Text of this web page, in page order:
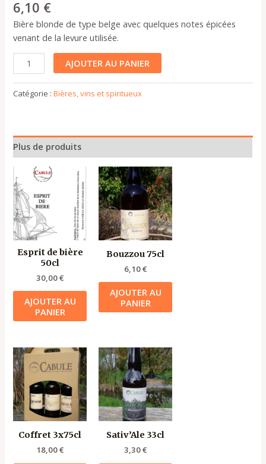
6,10 €
Bière blonde de type belge avec quelques notes épicées
venant de la levure utilisée.
AJOUTER AU PANIER
Catégorie :Bières, vins et spiritueux
Plus de produits
Esprit de bière
50cl
30,00€
AJOUTER AU
PANIER
Bouzzou 75cl
6,10€
AJOUTER AU
PANIER
Coffret 3x75cl
18,00€
Sativ’Ale 33cl
3,30€